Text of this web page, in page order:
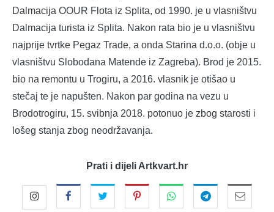
Dalmacija OOUR Flota iz Splita, od 1990. je u vlasništvu
Dalmacija turista iz Splita. Nakon rata bio je u vlasništvu
najprije tvrtke Pegaz Trade, a onda Starina d.o.o. (obje u
vlasništvu Slobodana Matende iz Zagreba). Brod je 2015.
bio na remontu u Trogiru, a 2016. vlasnik je otišao u
stečaj te je napušten. Nakon par godina na vezu u
Brodotrogiru, 15. svibnja 2018. potonuo je zbog starosti i
lošeg stanja zbog neodržavanja.
Prati i dijeli Artkvart.hr